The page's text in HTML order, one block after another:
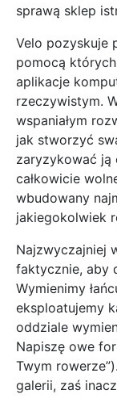
sprawą sklep
Velo pozyskuje
pomocą
aplikacje
rzeczywistym.
wspaniałym
jak stworzyć
zaryzykować ją
całkowicie
wbudowany
jakiegokolwiek
Najzwyczajniej
faktycznie, aby
Wymienimy
eksploatujemy
oddziale
Napiszę owe
Twym
galerii, zaś